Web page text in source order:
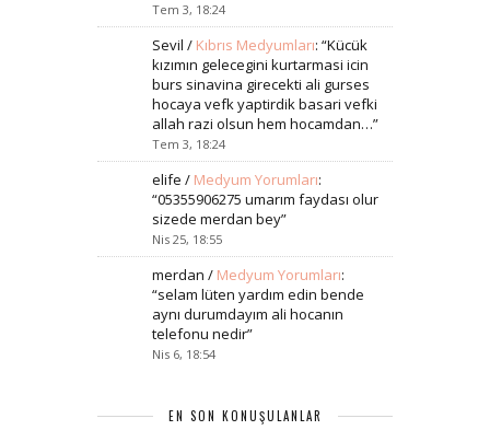
Tem 3, 18:24
Sevil / Kıbrıs Medyumları: “Kücük
kızımın gelecegini kurtarmasi icin
burs sinavina girecekti ali gurses
hocaya vefk yaptirdik basari vefki
allah razi olsun hem hocamdan…”
Tem 3, 18:24
elife / Medyum Yorumları:
“05355906275 umarım faydası olur
sizede merdan bey”
Nis 25, 18:55
merdan / Medyum Yorumları:
“selam lüten yardım edin bende
aynı durumdayım ali hocanın
telefonu nedir”
Nis 6, 18:54
EN SON KONUŞULANLAR